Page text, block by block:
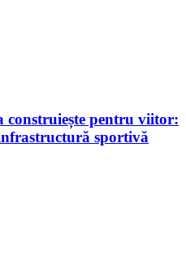
construiește pentru viitor:
sportivă